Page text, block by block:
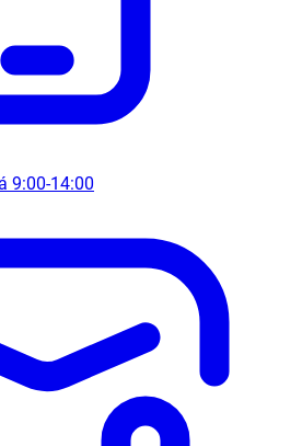
9:00-14:00